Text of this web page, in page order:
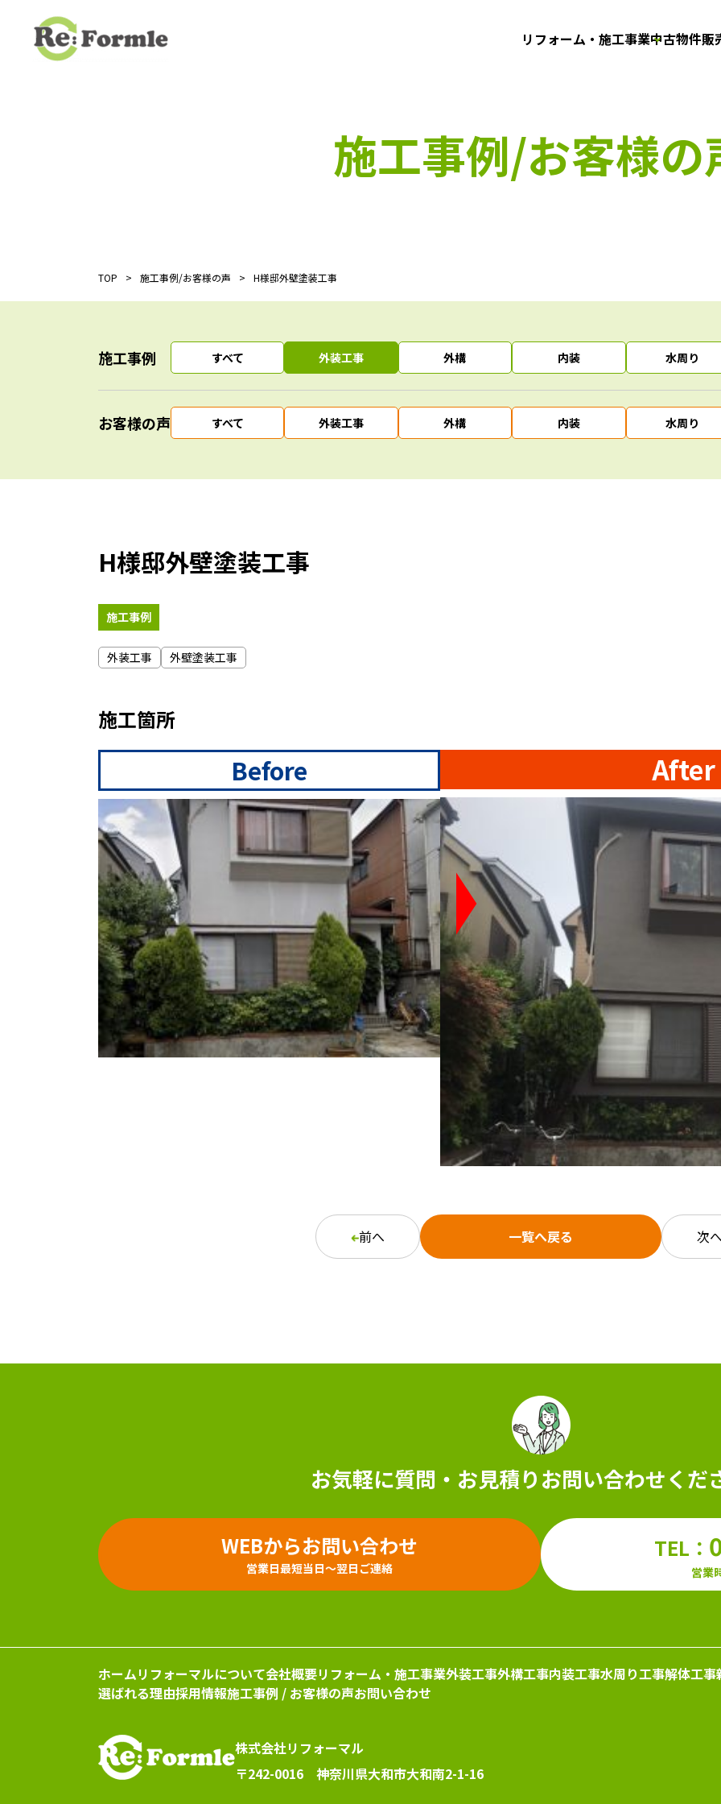
リフォーム・施工事業中古物件
施工事例/お客様の
TOP 施工事例/お客様の声 H様邸外壁塗装工事
施工事例 すべて 外装工事 外構 内装 水周り
お客様の声 すべて 外装工事 外構 内装 水周り
H様邸外壁塗装工事
施工事例
外装工事 外壁塗装工事
施工箇所
Before After
前へ 一覧へ戻る 次
お気軽に質問・お見積りお問い合わせくだ
WEBからお問い合わせ
営業日最短当日～翌日ご連絡
TEL：
営業
ホームリフォーマルについて会社概要リフォーム・施工事業外装工事外構工事内装工事水周り工事解体工事
選ばれる理由採用情報施工事例 / お客様の声お問い合わせ
株式会社リフォーマル
〒242-0016 神奈川県大和市大和南2-1-16